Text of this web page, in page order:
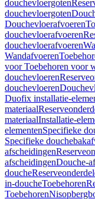
douchevloergoten
douchevloergoten
Douchevloerafvoeren
douchevloerafvoeren
douchevloerafvoeren
Wandafvoeren
voor Toebehoren voor
douchevloeren
douchevloeren
Duofix installatie-
materiaal
materiaalInstallatie-
elementenSpecifieke
Specifieke
afscheidingen
afscheidingenDouche-
douche
in-doucheToebehoren
Toebehoren